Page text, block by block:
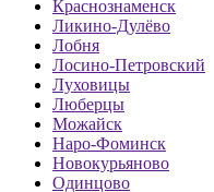
Краснознаменск
Ликино-Дулёво
Лобня
Лосино-Петровский
Луховицы
Люберцы
Можайск
Наро-Фоминск
Новокурьяново
Одинцово